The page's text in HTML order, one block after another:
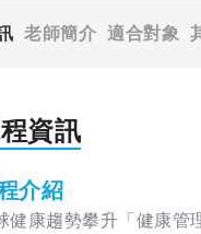
老師簡介 適合對象
資訊
介紹
健康趨勢攀升「健康管